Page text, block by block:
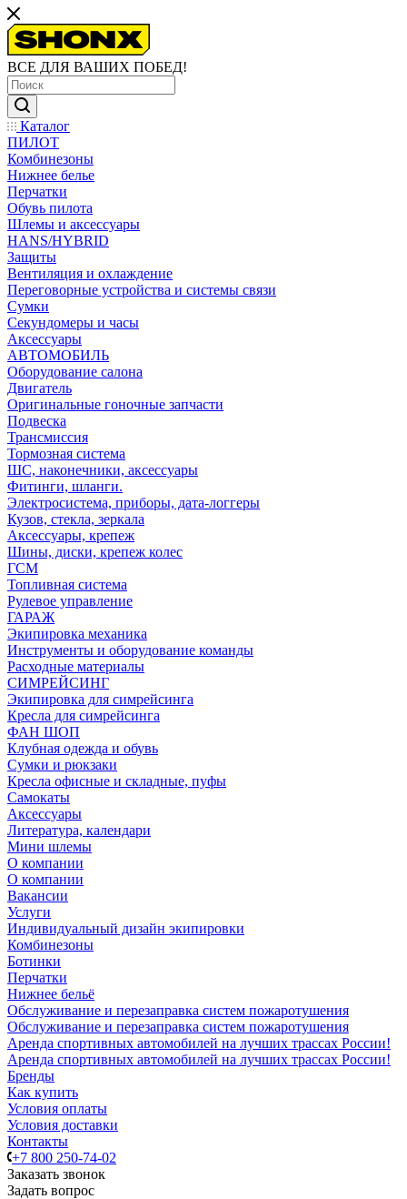
ВСЕ ДЛЯ ВАШИХ ПОБЕД!
Каталог
ПИЛОТ
Комбинезоны
Нижнее белье
Перчатки
Обувь пилота
Шлемы и аксессуары
HANS/HYBRID
Защиты
Вентиляция и охлаждение
Переговорные устройства и системы связи
Сумки
Секундомеры и часы
Аксессуары
АВТОМОБИЛЬ
Оборудование салона
Двигатель
Оригинальные гоночные запчасти
Подвеска
Трансмиссия
Тормозная система
ШС, наконечники, аксессуары
Фитинги, шланги.
Электросистема, приборы, дата-логгеры
Кузов, стекла, зеркала
Аксессуары, крепеж
Шины, диски, крепеж колес
ГСМ
Топливная система
Рулевое управление
ГАРАЖ
Экипировка механика
Инструменты и оборудование команды
Расходные материалы
СИМРЕЙСИНГ
Экипировка для симрейсинга
Кресла для симрейсинга
ФАН ШОП
Клубная одежда и обувь
Сумки и рюкзаки
Кресла офисные и складные, пуфы
Самокаты
Аксессуары
Литература, календари
Мини шлемы
О компании
О компании
Вакансии
Услуги
Индивидуальный дизайн экипировки
Комбинезоны
Ботинки
Перчатки
Нижнее бельё
Обслуживание и перезаправка систем пожаротушения
Обслуживание и перезаправка систем пожаротушения
Аренда спортивных автомобилей на лучших трассах России!
Аренда спортивных автомобилей на лучших трассах России!
Бренды
Как купить
Условия оплаты
Условия доставки
Контакты
+7 800 250-74-02
Заказать звонок
Задать вопрос